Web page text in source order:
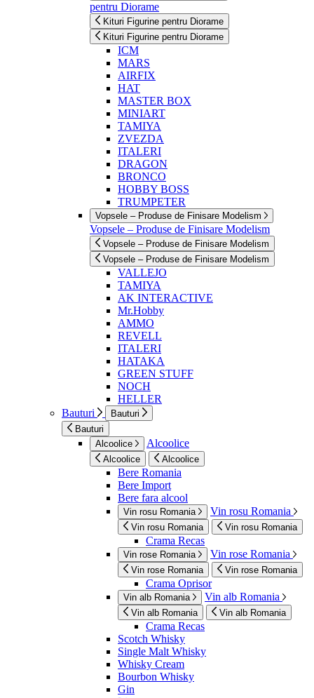
pentru Diorame
Kituri Figurine pentru Diorame
Kituri Figurine pentru Diorame
ICM
MARS
AIRFIX
HAT
MASTER BOX
MINIART
TAMIYA
ZVEZDA
ITALERI
DRAGON
BRONCO
HOBBY BOSS
TRUMPETER
Vopsele – Produse de Finisare Modelism
Vopsele – Produse de Finisare Modelism
Vopsele – Produse de Finisare Modelism
Vopsele – Produse de Finisare Modelism
VALLEJO
TAMIYA
AK INTERACTIVE
Mr.Hobby
AMMO
REVELL
ITALERI
HATAKA
GREEN STUFF
NOCH
HELLER
Bauturi
Bauturi
Bauturi
Alcoolice
Alcoolice
Alcoolice Alcoolice
Bere Romania
Bere Import
Bere fara alcool
Vin rosu Romania Vin rosu Romania
Vin rosu Romania Vin rosu Romania
Crama Recas
Vin rose Romania Vin rose Romania
Vin rose Romania Vin rose Romania
Crama Oprisor
Vin alb Romania Vin alb Romania
Vin alb Romania Vin alb Romania
Crama Recas
Scotch Whisky
Single Malt Whisky
Whisky Cream
Bourbon Whisky
Gin